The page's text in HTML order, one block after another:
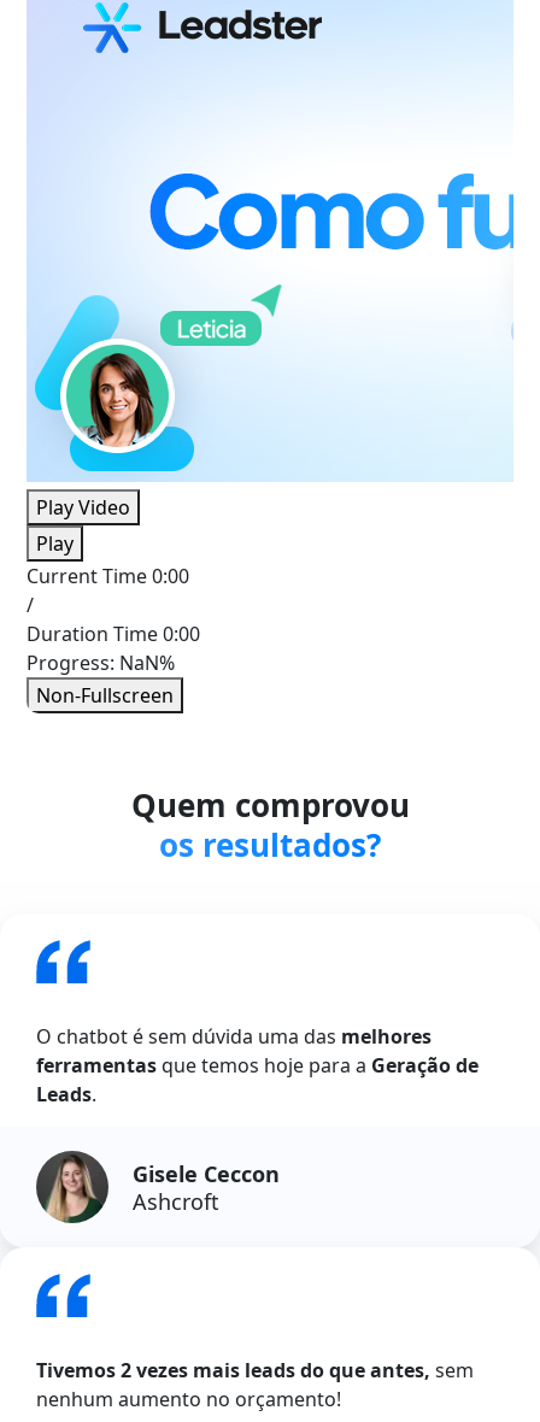
Play Video
Play
Current Time0:00
/
Duration Time0:00
Progress: NaN%
Non-Fullscreen
Quem comprovou
os resultados?
O chatbot é sem dúvida uma das melhores
ferramentasque temos hoje para a Geração de
Leads.
Gisele Ceccon
Ashcroft
Tivemos 2 vezes mais leads do que antes, sem
nenhum aumento no orçamento!